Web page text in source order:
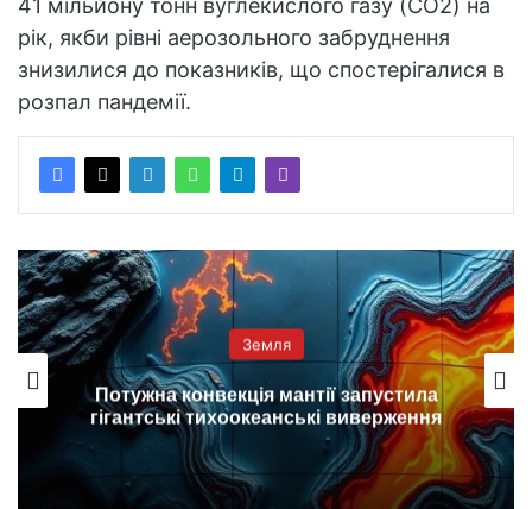
41 мільйону тонн вуглекислого газу (CO2) на
рік, якби рівні аерозольного забруднення
знизилися до показників, що спостерігалися в
розпал пандемії.
Земля
Потужна конвекція мантії запустила
гігантські тихоокеанські виверження